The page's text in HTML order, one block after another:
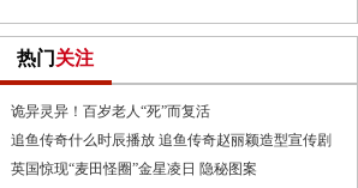
热门 关注
诡异灵异！百岁老人“死”而复活
追鱼传奇什么时辰播放 追鱼传奇赵丽颖造型宣传剧
英国惊现“麦田怪圈”金星凌日 隐秘图案